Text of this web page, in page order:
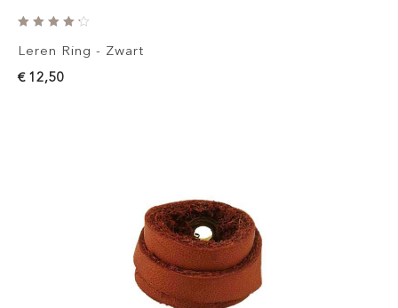
Leren Ring - Zwart
€ 12,50